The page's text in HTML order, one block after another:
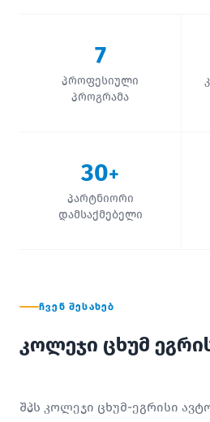
7
პროფესიული
პროგრამა
30+
პარტნიორი
დამსაქმებელი
ᲩᲕᲔᲜ ᲨᲔᲡᲐᲮᲔᲑ
კოლეჯი ცხუმ
შპს კოლეჯი ცხუმ-ეგრისი